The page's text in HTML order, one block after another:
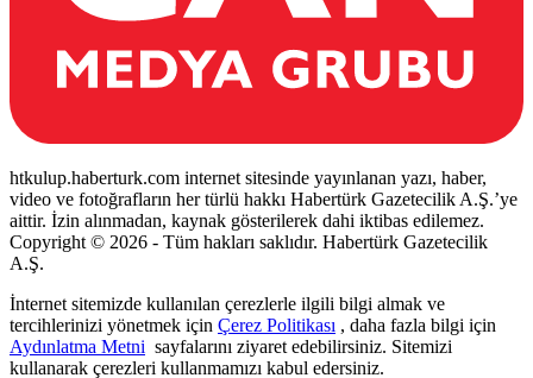
htkulup.haberturk.com internet sitesinde yayınlanan yazı, haber,
video ve fotoğrafların her türlü hakkı Habertürk Gazetecilik A.Ş.’ye
aittir. İzin alınmadan, kaynak gösterilerek dahi iktibas edilemez.
Copyright © 2026 - Tüm hakları saklıdır. Habertürk Gazetecilik
A.Ş.
İnternet sitemizde kullanılan çerezlerle ilgili bilgi almak ve
tercihlerinizi yönetmek için Çerez Politikası , daha fazla bilgi için
Aydınlatma Metni sayfalarını ziyaret edebilirsiniz. Sitemizi
kullanarak çerezleri kullanmamızı kabul edersiniz.